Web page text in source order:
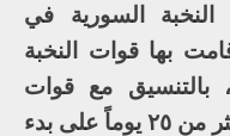
السورية في
بها قوات النخبة
بالتنسيق مع قوات
سوريا الديمقراطية بعد مرور أكثر من ٢٥ يوماً على بدء